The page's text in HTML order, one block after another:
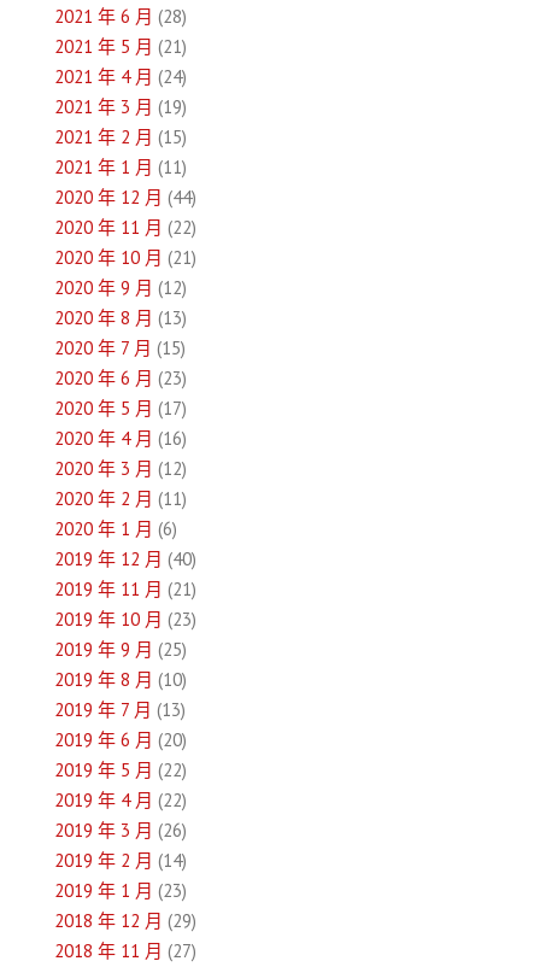
2021 年 6 月 (28)
2021 年 5 月 (21)
2021 年 4 月 (24)
2021 年 3 月 (19)
2021 年 2 月 (15)
2021 年 1 月 (11)
2020 年 12 月 (44)
2020 年 11 月 (22)
2020 年 10 月 (21)
2020 年 9 月 (12)
2020 年 8 月 (13)
2020 年 7 月 (15)
2020 年 6 月 (23)
2020 年 5 月 (17)
2020 年 4 月 (16)
2020 年 3 月 (12)
2020 年 2 月 (11)
2020 年 1 月 (6)
2019 年 12 月 (40)
2019 年 11 月 (21)
2019 年 10 月 (23)
2019 年 9 月 (25)
2019 年 8 月 (10)
2019 年 7 月 (13)
2019 年 6 月 (20)
2019 年 5 月 (22)
2019 年 4 月 (22)
2019 年 3 月 (26)
2019 年 2 月 (14)
2019 年 1 月 (23)
2018 年 12 月 (29)
2018 年 11 月 (27)